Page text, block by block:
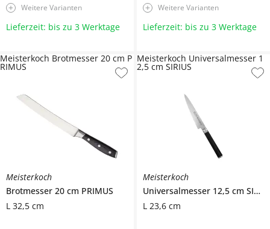
Weitere Varianten
Lieferzeit: bis zu 3 Werktage
Weitere Varianten
Lieferzeit: bis zu 3 Werktage
Meisterkoch
Brotmesser 20 cm PRIMUS
L 32,5 cm
Meisterkoch Brotmesser 20 cm P
RIMUS
Meisterkoch
Universalmesser 12,5 cm SIRIUS
L 23,6 cm
Meisterkoch Universalmesser 1
2,5 cm SIRIUS